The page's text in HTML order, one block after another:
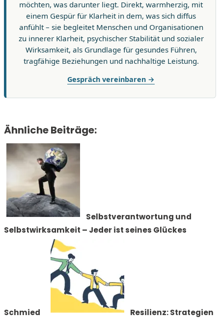
möchten, was darunter liegt. Direkt, warmherzig, mit
einem Gespür für Klarheit in dem, was sich diffus
anfühlt – sie begleitet Menschen und Organisationen
zu innerer Klarheit, psychischer Stabilität und sozialer
Wirksamkeit, als Grundlage für gesundes Führen,
tragfähige Beziehungen und nachhaltige Leistung.
Gespräch vereinbaren →
Ähnliche Beiträge:
Selbstverantwortung und
Selbstwirksamkeit – Jeder ist seines Glückes
Schmied
Resilienz: Strategien